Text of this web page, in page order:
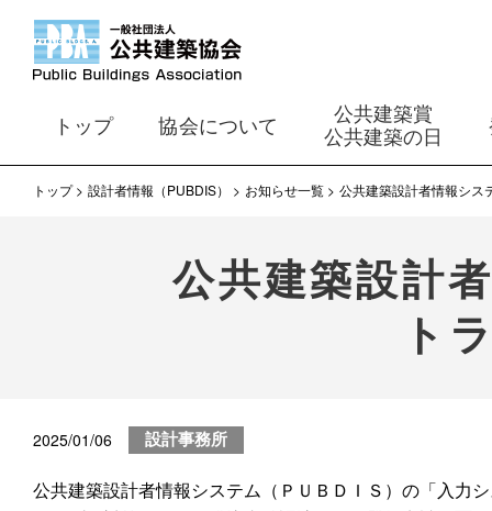
トップ 協会について
公共建築賞
公共建築の日
トップ 設計者情報（PUBDIS） お知らせ一覧 公共建築設計者情報シス
公共建築設計
ト
2025/01/06 設計事務所
公共建築設計者情報システム（ＰＵＢＤＩＳ）の「入力